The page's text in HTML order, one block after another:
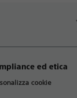
ed etica
cookie